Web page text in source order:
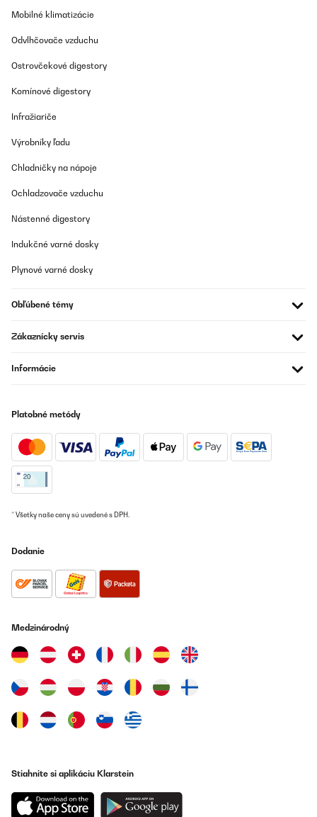
Mobilné klimatizácie
Odvlhčovače vzduchu
Ostrovčekové digestory
Komínové digestory
Infražiariče
Výrobníky ľadu
Chladničky na nápoje
Ochladzovače vzduchu
Nástenné digestory
Indukčné varné dosky
Plynové varné dosky
Obľúbené témy
Zákaznícky servis
Informácie
Platobné metódy
* Všetky naše ceny sú uvedené s DPH.
Dodanie
Medzinárodný
Stiahnite si aplikáciu Klarstein